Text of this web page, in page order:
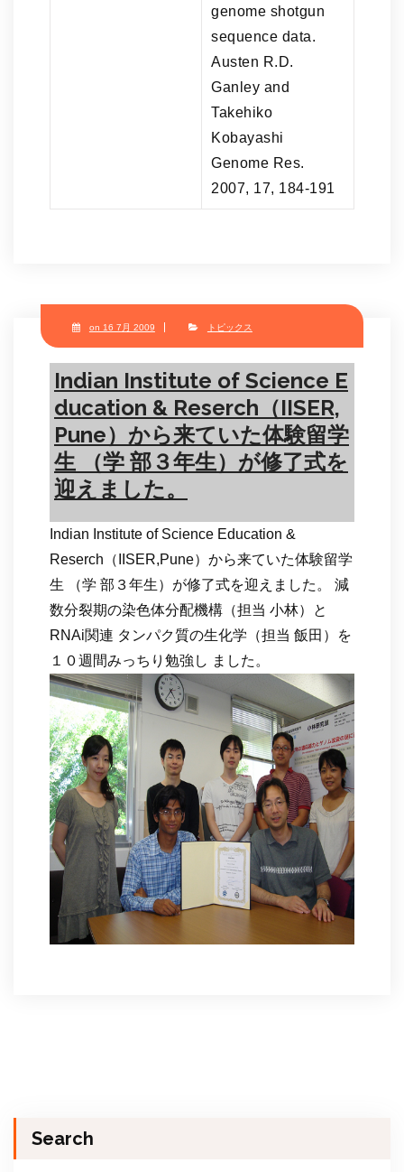
genome shotgun
sequence data.
Austen R.D.
Ganley and
Takehiko
Kobayashi
Genome Res.
2007, 17, 184-191
on 16 7月 2009 トピックス
Indian Institute of Science E
ducation & Reserch（IISER,
Pune）から来ていた体験留学
生 （学 部３年生）が修了式を
迎えました。
Indian Institute of Science Education &
Reserch（IISER,Pune）から来ていた体験留学
生 （学 部３年生）が修了式を迎えました。 減
数分裂期の染色体分配機構（担当 小林）と
RNAi関連 タンパク質の生化学（担当 飯田）を
１０週間みっちり勉強し ました。
Search